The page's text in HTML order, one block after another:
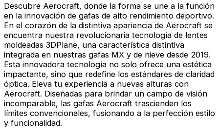
Descubre Aerocraft, donde la forma se une a la función
en la innovación de gafas de alto rendimiento deportivo.
En el corazón de la distintiva apariencia de Aerocraft se
encuentra nuestra revolucionaria tecnología de lentes
moldeadas 3DPlane, una característica distintiva
integrada en nuestras gafas MX y de nieve desde 2019.
Esta innovadora tecnología no solo ofrece una estética
impactante, sino que redefine los estándares de claridad
óptica. Eleva tu experiencia a nuevas alturas con
Aerocraft. Diseñadas para brindar un campo de visión
incomparable, las gafas Aerocraft trascienden los
límites convencionales, fusionando a la perfección estilo
y funcionalidad.